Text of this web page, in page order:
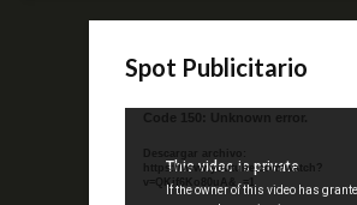
Spot Publicitario
Reproductor
video
Code 150: Unknown error.
Descargar archivo:
https://www.youtube.com/watch?
v=QKif6Ko80uA&_=1